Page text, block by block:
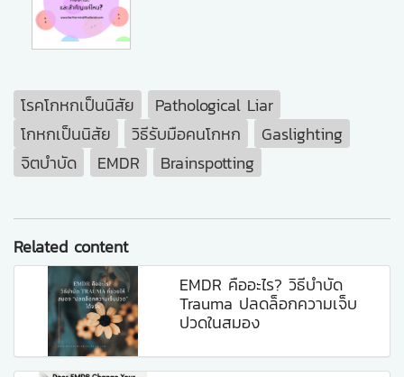
โรคโกหกเป็นนิสัย
Pathological Liar
โกหกเป็นนิสัย
วิธีรับมือคนโกหก
Gaslighting
จิตบำบัด
EMDR Brainspotting
Related content
EMDR คืออะไร? วิธีบำบัด
Trauma ปลดล็อกความเจ็บ
ปวดในสมอง